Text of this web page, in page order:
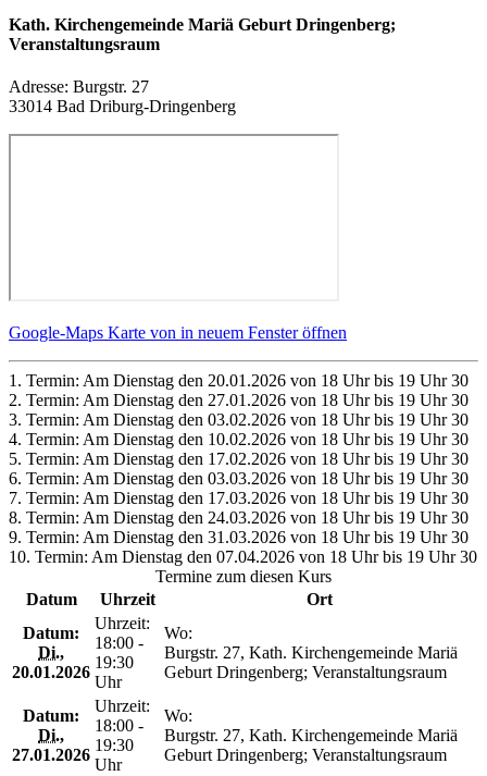
Kath. Kirchengemeinde Mariä Geburt Dringenberg;
Veranstaltungsraum
Adresse: Burgstr. 27
33014 Bad Driburg-Dringenberg
Google-Maps Karte von in neuem Fenster öffnen
1. Termin: Am Dienstag den 20.01.2026 von 18 Uhr bis 19 Uhr 30
2. Termin: Am Dienstag den 27.01.2026 von 18 Uhr bis 19 Uhr 30
3. Termin: Am Dienstag den 03.02.2026 von 18 Uhr bis 19 Uhr 30
4. Termin: Am Dienstag den 10.02.2026 von 18 Uhr bis 19 Uhr 30
5. Termin: Am Dienstag den 17.02.2026 von 18 Uhr bis 19 Uhr 30
6. Termin: Am Dienstag den 03.03.2026 von 18 Uhr bis 19 Uhr 30
7. Termin: Am Dienstag den 17.03.2026 von 18 Uhr bis 19 Uhr 30
8. Termin: Am Dienstag den 24.03.2026 von 18 Uhr bis 19 Uhr 30
9. Termin: Am Dienstag den 31.03.2026 von 18 Uhr bis 19 Uhr 30
10. Termin: Am Dienstag den 07.04.2026 von 18 Uhr bis 19 Uhr 30
Termine zum diesen Kurs
Datum
Uhrzeit
Ort
Datum:
Di.,
20.01.2026
Uhrzeit:
18:00 -
19:30
Uhr
Wo:
Burgstr. 27, Kath. Kirchengemeinde Mariä
Geburt Dringenberg; Veranstaltungsraum
Datum:
Di.,
27.01.2026
Uhrzeit:
18:00 -
19:30
Uhr
Wo:
Burgstr. 27, Kath. Kirchengemeinde Mariä
Geburt Dringenberg; Veranstaltungsraum